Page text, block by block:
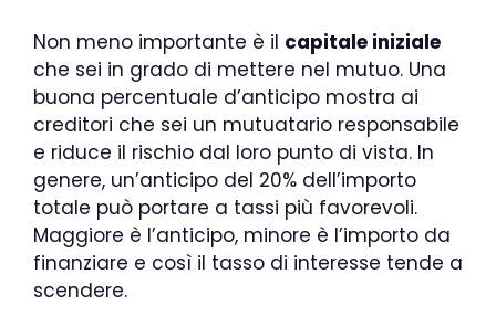
Non meno importante è il capitale iniziale
che sei in grado di mettere nel mutuo. Una
buona percentuale d’anticipo mostra ai
creditori che sei un mutuatario responsabile
e riduce il rischio dal loro punto di vista. In
genere, un’anticipo del 20% dell’importo
totale può portare a tassi più favorevoli.
Maggiore è l’anticipo, minore è l’importo da
finanziare e così il tasso di interesse tende a
scendere.